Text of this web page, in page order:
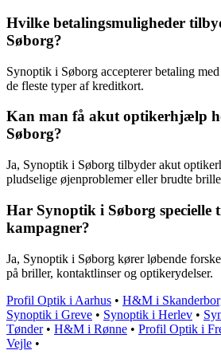
Hvilke betalingsmuligheder
Søborg?
Synoptik i Søborg accepterer betaling
de fleste typer af kreditkort.
Kan man få akut optikerhjælp
Søborg?
Ja, Synoptik i Søborg tilbyder akut
pludselige øjenproblemer eller brudte
Har Synoptik i Søborg specielle
kampagner?
Ja, Synoptik i Søborg kører løbende
på briller, kontaktlinser og optikerydelser.
Profil Optik i Aarhus • H&M i
Synoptik i Greve • Synoptik i Herlev •
Tønder• H&M i Rønne • Profil Optik i
Vejle •